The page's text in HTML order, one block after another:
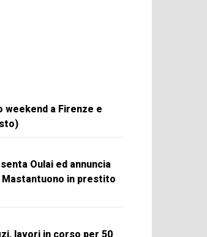
weekend a Firenze e
Oulai ed annuncia
Mastantuono in prestito
lavori in corso per 50